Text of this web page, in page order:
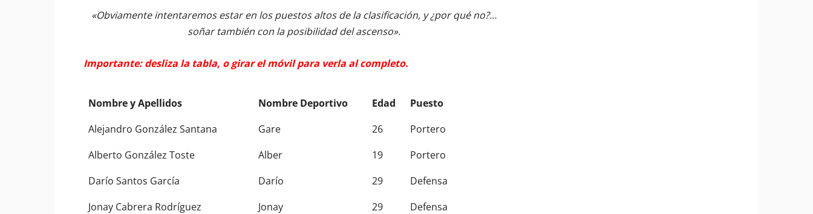
«Obviamente intentaremos estar en los puestos altos de la clasificación, y ¿por qué no?…
soñar también con la posibilidad del ascenso».
Importante: desliza la tabla, o girar el móvil para verla al completo.
Nombre y Apellidos Nombre Deportivo Edad
Puesto
Nombre y Apellidos
Nombre Deportivo Edad Puesto
Alejandro González Santana Gare 26
Portero
Alberto González Toste
Alber 19
Portero
Darío Santos García
Darío 29
Defensa
Jonay Cabrera Rodríguez
Jonay 29
Defensa